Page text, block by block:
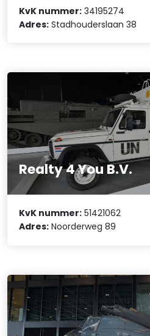
KvK nummer: 34195274
Adres: Stadhouderslaan 38
Realty 4 You B.V.
KvK nummer: 51421062
Adres: Noorderweg 89